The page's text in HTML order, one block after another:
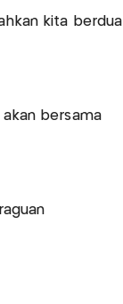
kita berdua
bersama